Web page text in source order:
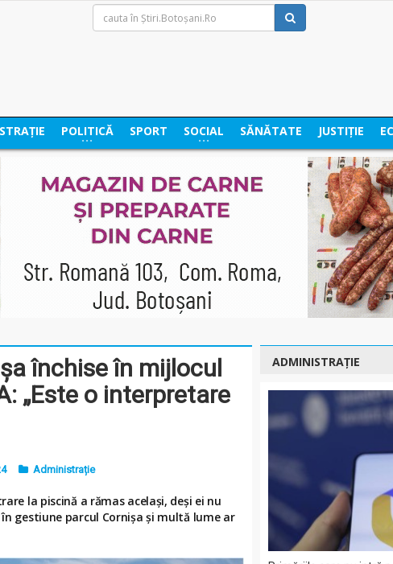
POLITICĂ SPORT SOCIAL SĂNĂTATE JUSTIȚIE
închise în mijlocul
„Este o interpretare
Administrație
la piscină a rămas același, deși ei nu
gestiune parcul Cornișa și multă lume ar
ADMINISTRAȚIE